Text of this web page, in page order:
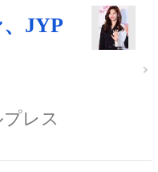
JYP
レス